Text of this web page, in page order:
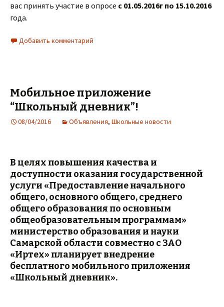
вас принять участие в опросе с 01.05.2016г по 15.10.2016
года.
Добавить комментарий
Мобильное приложение
“Школьный дневник”!
08/04/2016 Объявления, Школьные новости
В целях повышения качества и
доступности оказания государственной
услуги «Предоставление начального
общего, основного общего, среднего
общего образования по основным
общеобразовательным программам»
министерство образования и науки
Самарской области совместно с ЗАО
«Иртех» планирует внедрение
бесплатного мобильного приложения
«Школьный дневник».